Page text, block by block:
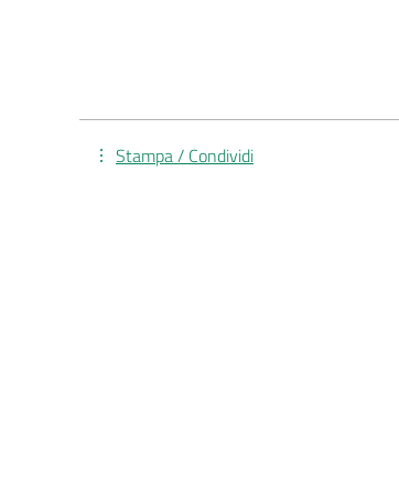
Stampa / Condividi